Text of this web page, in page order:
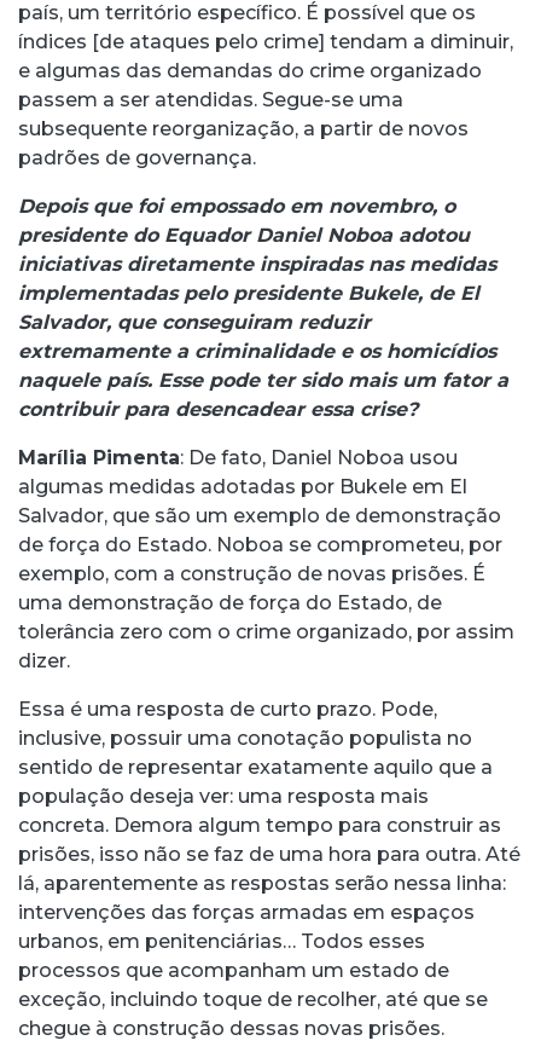
país, um território específico. É possível que os
índices [de ataques pelo crime] tendam a diminuir,
e algumas das demandas do crime organizado
passem a ser atendidas. Segue-se uma
subsequente reorganização, a partir de novos
padrões de governança.
Depois que foi empossado em novembro, o
presidente do Equador Daniel Noboa adotou
iniciativas diretamente inspiradas nas medidas
implementadas pelo presidente Bukele, de El
Salvador, que conseguiram reduzir
extremamente a criminalidade e os homicídios
naquele país. Esse pode ter sido mais um fator a
contribuir para desencadear essa crise?
Marília Pimenta: De fato, Daniel Noboa usou
algumas medidas adotadas por Bukele em El
Salvador, que são um exemplo de demonstração
de força do Estado. Noboa se comprometeu, por
exemplo, com a construção de novas prisões. É
uma demonstração de força do Estado, de
tolerância zero com o crime organizado, por assim
dizer.
Essa é uma resposta de curto prazo. Pode,
inclusive, possuir uma conotação populista no
sentido de representar exatamente aquilo que a
população deseja ver: uma resposta mais
concreta. Demora algum tempo para construir as
prisões, isso não se faz de uma hora para outra. Até
lá, aparentemente as respostas serão nessa linha:
intervenções das forças armadas em espaços
urbanos, em penitenciárias… Todos esses
processos que acompanham um estado de
exceção, incluindo toque de recolher, até que se
chegue à construção dessas novas prisões.